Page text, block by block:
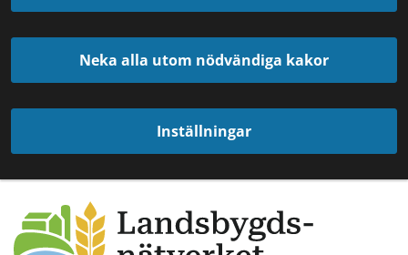
Neka alla utom nödvändiga kakor
Inställningar